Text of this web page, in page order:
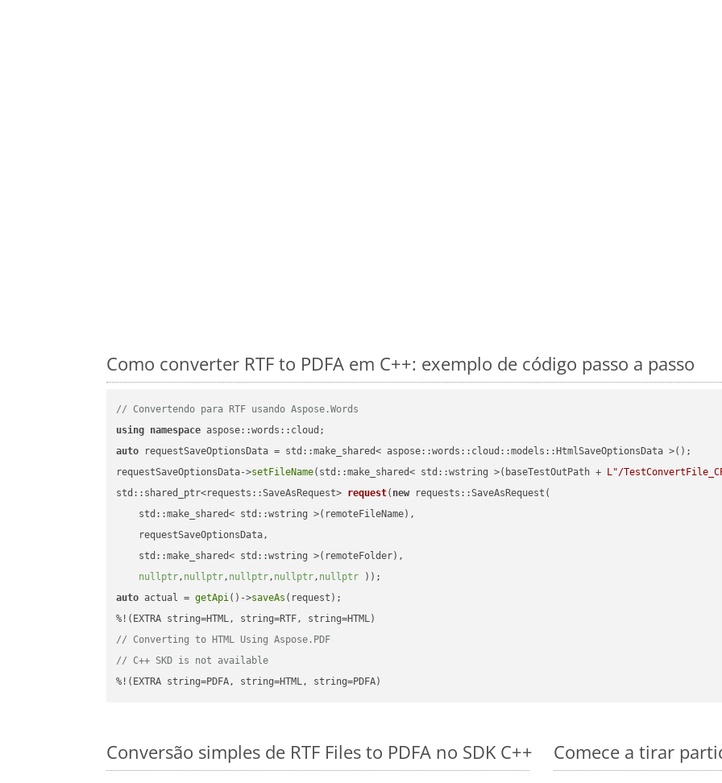
Como converter RTF to PDFA em C++: exemplo de código passo a passo
// Convertendo para RTF usando Aspose.Words
using namespace
auto requestSaveOptionsData = std::make_shared< aspose::words::cloud::models::HtmlSaveOptionsData >();
requestSaveOptionsData->setFileName(std::make_shared< std::wstring >(baseTestOutPath + L"/
std::shared_ptr<requests::SaveAsRequest> request( new requests::SaveAsRequest(
    std::make_shared< std::wstring >(remoteFileName),
    requestSaveOptionsData,
    std::make_shared< std::wstring >(remoteFolder),
nullptr, nullptr, nullptr, nullptr, nullptr ))
auto actual = getApi()->saveAs (request);
// Converting to HTML Using Aspose.PDF
// C++ SKD is not available
%!(EXTRA string=PDFA, string=HTML, string=PDFA)
Conversão simples de RTF Files to PDFA no SDK C++ Comece a tirar